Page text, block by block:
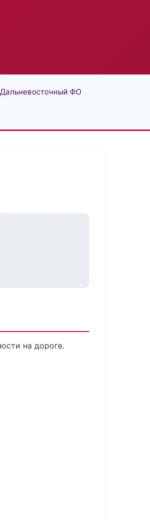
Дальневосточный ФО
на дороге.